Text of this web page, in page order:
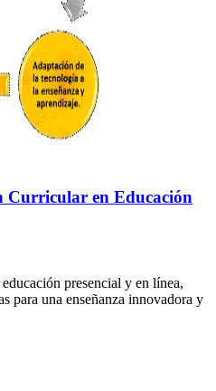
Curricular en Educación
presencial y en línea,
para una enseñanza innovadora y